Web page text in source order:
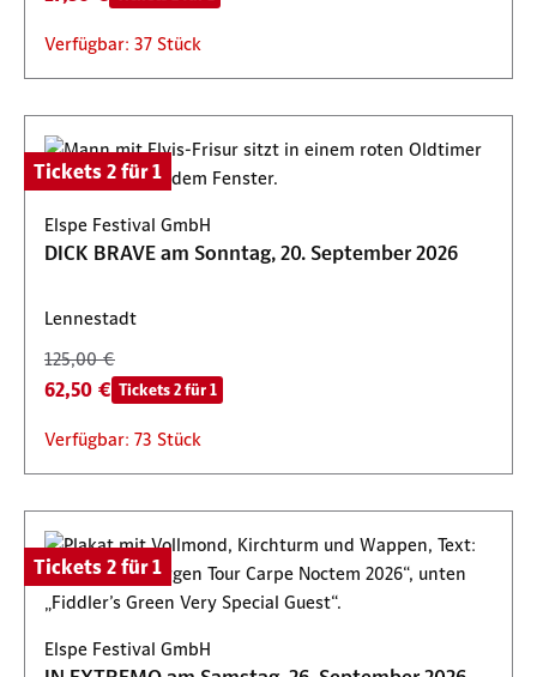
Verfügbar: 37 Stück
Tickets 2 für 1
Elspe Festival GmbH
DICK BRAVE am Sonntag, 20. September 2026
Lennestadt
125,00 €
62,50 € Tickets 2 für 1
Verfügbar: 73 Stück
Tickets 2 für 1
Elspe Festival GmbH